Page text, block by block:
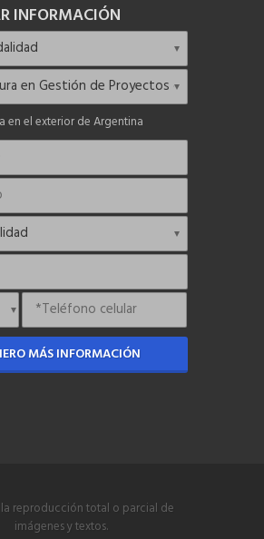
INFORMACIÓN
en el exterior de Argentina
MÁS INFORMACIÓN
reproducción total o parcial de
imágenes y textos.